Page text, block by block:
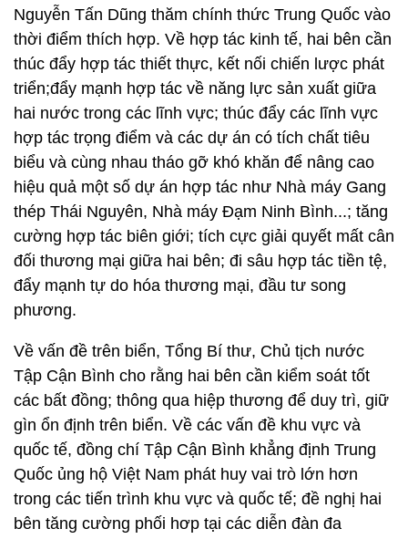
Nguyễn Tấn Dũng thăm chính thức Trung Quốc vào
thời điểm thích hợp. Về hợp tác kinh tế, hai bên cần
thúc đẩy hợp tác thiết thực, kết nối chiến lược phát
triển;đẩy mạnh hợp tác về năng lực sản xuất giữa
hai nước trong các lĩnh vực; thúc đẩy các lĩnh vực
hợp tác trọng điểm và các dự án có tích chất tiêu
biểu và cùng nhau tháo gỡ khó khăn để nâng cao
hiệu quả một số dự án hợp tác như Nhà máy Gang
thép Thái Nguyên, Nhà máy Đạm Ninh Bình...; tăng
cường hợp tác biên giới; tích cực giải quyết mất cân
đối thương mại giữa hai bên; đi sâu hợp tác tiền tệ,
đẩy mạnh tự do hóa thương mại, đầu tư song
phương.
Về vấn đề trên biển, Tổng Bí thư, Chủ tịch nước
Tập Cận Bình cho rằng hai bên cần kiểm soát tốt
các bất đồng; thông qua hiệp thương để duy trì, giữ
gìn ổn định trên biển. Về các vấn đề khu vực và
quốc tế, đồng chí Tập Cận Bình khẳng định Trung
Quốc ủng hộ Việt Nam phát huy vai trò lớn hơn
trong các tiến trình khu vực và quốc tế; đề nghị hai
bên tăng cường phối hơp tại các diễn đàn đa